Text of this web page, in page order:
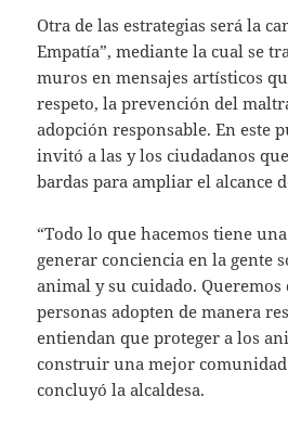
Otra de las estrategias será la
Empatía”, mediante la cual se
muros en mensajes artísticos
respeto, la prevención del
adopción responsable. En este
invitó a las y los ciudadanos
bardas para ampliar el alcance
“Todo lo que hacemos tiene
generar conciencia en la gente
animal y su cuidado. Queremos
personas adopten de manera
entiendan que proteger a los
construir una mejor comunidad
concluyó la alcaldesa.